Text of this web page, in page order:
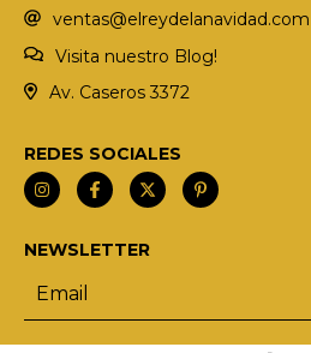
ventas@elreydelanavidad.com
Visita nuestro Blog!
Av. Caseros 3372
REDES SOCIALES
NEWSLETTER